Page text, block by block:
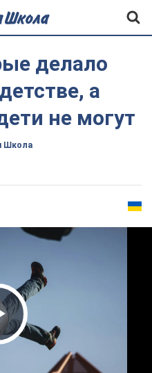
делало
а
не могут
Школа
Video